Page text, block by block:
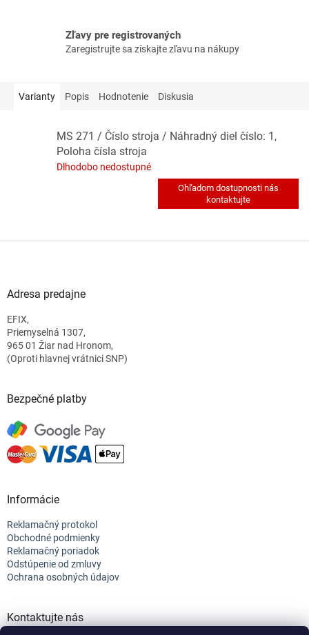
Zľavy pre registrovaných
Zaregistrujte sa získajte zľavu na nákupy
Varianty Popis Hodnotenie Diskusia
MS 271 / Číslo stroja / Náhradný diel číslo: 1,
Poloha čísla stroja
Dlhodobo nedostupné
Adresa predajne
EFIX,
Priemyselná 1307,
965 01 Žiar nad Hronom,
(Oproti hlavnej vrátnici SNP)
Bezpečné platby
Informácie
Reklamačný protokol
Obchodné podmienky
Reklamačný poriadok
Odstúpenie od zmluvy
Ochrana osobných údajov
Kontaktujte nás